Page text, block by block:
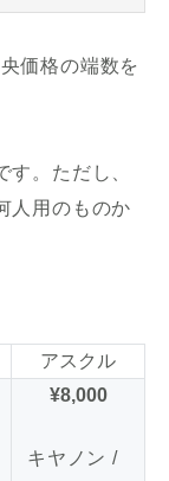
価格の端数を
。ただし、
人用のものか
アスクル
¥8,000
キヤノン /